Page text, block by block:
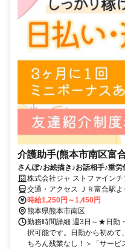
介護助手(熊本市南区富
さんぽ♪お絵描き♪お話相手♪重労
株式会社ジャ ストファイン
交通・アクセス ＪＲ富合駅
時給1,250円～1,450円
熊本県熊本市南区
勤務時間詳細 週3日～★日勤
択可能です。日勤から初めて
ちろん残業なし！＞「サービ